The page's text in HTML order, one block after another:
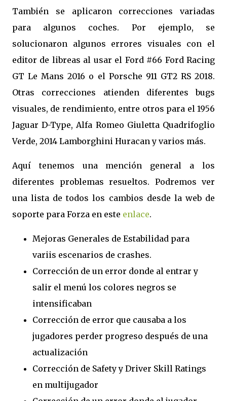
También se aplicaron correcciones variadas
para algunos coches. Por ejemplo, se
solucionaron algunos errores visuales con el
editor de libreas al usar el Ford #66 Ford Racing
GT Le Mans 2016 o el Porsche 911 GT2 RS 2018.
Otras correcciones atienden diferentes bugs
visuales, de rendimiento, entre otros para el 1956
Jaguar D-Type, Alfa Romeo Giuletta Quadrifoglio
Verde, 2014 Lamborghini Huracan y varios más.
Aquí tenemos una mención general a los
diferentes problemas resueltos. Podremos ver
una lista de todos los cambios desde la web de
soporte para Forza en este enlace.
Mejoras Generales de Estabilidad para
variis escenarios de crashes.
Corrección de un error donde al entrar y
salir el menú los colores negros se
intensificaban
Corrección de error que causaba a los
jugadores perder progreso después de una
actualización
Corrección de Safety y Driver Skill Ratings
en multijugador